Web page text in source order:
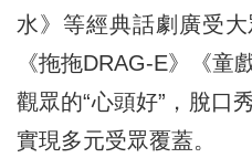
水》等經典話劇廣受大
《拖拖DRAG-E》《童
觀眾的“心頭好”，脫口
實現多元受眾覆蓋。